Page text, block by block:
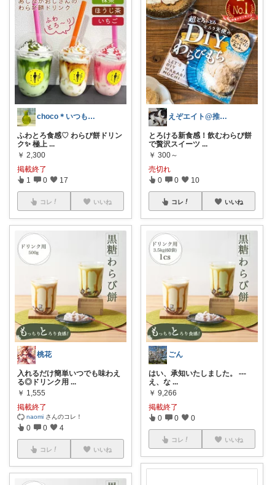
choco＊いつもありがとうございます♡
ふわとろ食感♡ わらび餅ドリン
ク✨ 極上 ...
￥ 2,300
掲載終了
1 0 17
コレ いいね
桃花
入れるだけ簡単いつでも味わえ
る◎ドリンク用 ...
￥ 1,555
掲載終了
naomi さんのコレ！
0 0 4
コレ いいね
えぞエイト@推しの居る生活
とろける新食感！飲むわらび餅
で贅沢スイーツ ...
￥ 300～
売切れ
0 0 10
コレ いいね
ごん
はい、承知いたしました。 ---
え、な ...
￥ 9,266
掲載終了
0 0 0
コレ いいね